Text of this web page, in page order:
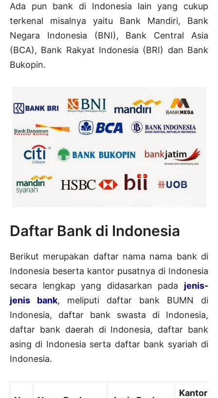
Ada pun bank di Indonesia lain yang cukup
terkenal misalnya yaitu Bank Mandiri, Bank
Negara Indonesia (BNI), Bank Central Asia
(BCA), Bank Rakyat Indonesia (BRI) dan Bank
Bukopin.
Daftar Bank di Indonesia
Berikut merupakan daftar nama nama bank di
Indonesia beserta kantor pusatnya di Indonesia
secara lengkap yang didasarkan pada jenis-
jenis bank, meliputi daftar bank BUMN di
Indonesia, daftar bank swasta di Indonesia,
daftar bank daerah di Indonesia, daftar bank
asing di Indonesia serta daftar bank syariah di
Indonesia.
Kantor